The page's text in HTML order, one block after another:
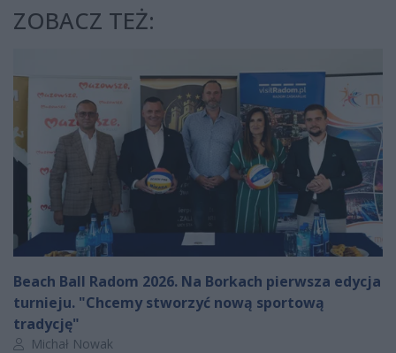
ZOBACZ TEŻ:
Beach Ball Radom 2026. Na Borkach pierwsza edycja
turnieju. "Chcemy stworzyć nową sportową
tradycję"
Autor artykułu:
Michał Nowak